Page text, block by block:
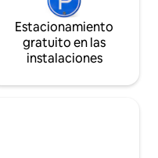
Estacionamiento
gratuito en las
instalaciones